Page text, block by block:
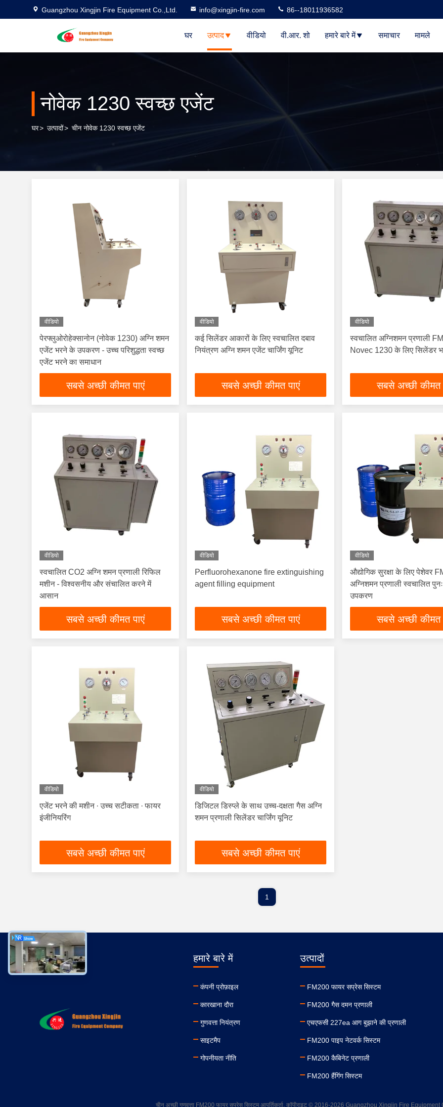
Guangzhou Xingjin Fire Equipment Co.,Ltd. info@xingjin-fire.com 86--18011936582
घर उत्पाद वीडियो वी.आर. शो हमारे बारे में समाचार मामले
नोवेक 1230 स्वच्छ एजेंट
घर> उत्पादों> चीन नोवेक 1230 स्वच्छ एजेंट
वीडियो
पेरफ्लुओरोहेक्सानोन (नोवेक 1230) अग्नि शमन
एजेंट भरने के उपकरण - उच्च परिशुद्धता स्वच्छ
एजेंट भरने का समाधान
सबसे अच्छी कीमत पाएं
वीडियो
कई सिलेंडर आकारों के लिए स्वचालित दबाव
नियंत्रण अग्नि शमन एजेंट चार्जिंग यूनिट
सबसे अच्छी कीमत पाएं
वीडियो
स्वचालित अग्निशमन प्रणाली
Novec 1230 के लिए सिलेंडर
सबसे अच्छी कीमत
वीडियो
स्वचालित CO2 अग्नि शमन प्रणाली रिफिल
मशीन - विश्वसनीय और संचालित करने में
आसान
सबसे अच्छी कीमत पाएं
वीडियो
Perfluorohexanone fire extinguishing
agent filling equipment
सबसे अच्छी कीमत पाएं
वीडियो
औद्योगिक सुरक्षा के लिए पेशेवर
अग्निशमन प्रणाली स्वचालित
उपकरण
सबसे अच्छी कीमत
वीडियो
एजेंट भरने की मशीन ∙ उच्च सटीकता ∙ फायर
इंजीनियरिंग
सबसे अच्छी कीमत पाएं
वीडियो
डिजिटल डिस्प्ले के साथ उच्च-दक्षता गैस अग्नि
शमन प्रणाली सिलेंडर चार्जिंग यूनिट
सबसे अच्छी कीमत पाएं
1
हमारे बारे में
कंपनी प्रोफ़ाइल
कारखाना दौरा
गुणवत्ता नियंत्रण
साइटमैप
गोपनीयता नीति
उत्पादों
FM200 फायर सप्रेस सिस्टम
FM200 गैस दमन प्रणाली
एचएफसी 227ea आग बुझाने की प्रणाली
FM200 पाइप नेटवर्क सिस्टम
FM200 कैबिनेट प्रणाली
FM200 हैंगिंग सिस्टम
चीन अच्छी गुणवत्ता FM200 फायर सप्रेस सिस्टम आपूर्तिकर्ता. कॉपीराइट © 2016-2026 Guangzhou Xingjin Fire Equipment